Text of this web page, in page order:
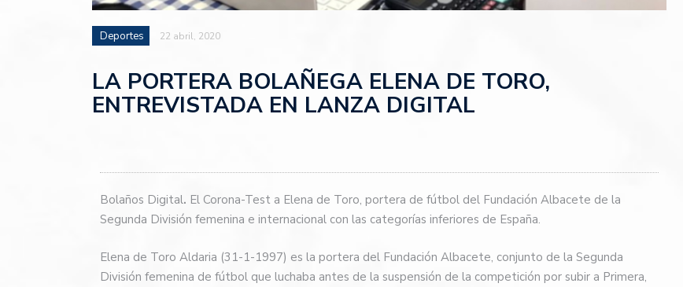
Deportes 22 abril, 2020
LA PORTERA BOLAÑEGA ELENA DE TORO,
ENTREVISTADA EN LANZA DIGITAL
Bolaños Digital. El Corona-Test a Elena de Toro, portera de fútbol del Fundación Albacete de la
Segunda División femenina e internacional con las categorías inferiores de España.
Elena de Toro Aldaria (31-1-1997) es la portera del Fundación Albacete, conjunto de la Segunda
División femenina de fútbol que luchaba antes de la suspensión de la competición por subir a Primera,